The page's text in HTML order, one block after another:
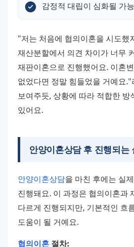
감정적 대립이 심화될 가
"저는 처음에 협의이혼을 시도했
재산분할에서 의견 차이가 너무
재판이혼으로 진행했어요. 이혼
없었다면 정말 힘들었을 거예요."
보여주듯, 상황에 따라 적합한 방
있어요.
안양이혼상담 후 진행되는
안양이혼상담을 마친 후에는 실
진행돼요. 이 과정은 협의이혼과
다르게 진행되지만, 기본적인 흐
도움이 될 거예요.
협의이혼 절차: